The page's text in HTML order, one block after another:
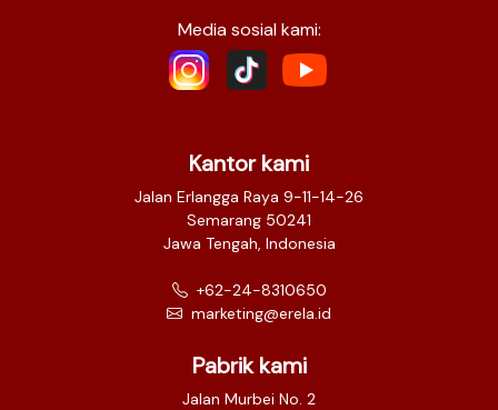
Media sosial kami:
Kantor kami
Jalan Erlangga Raya 9-11-14-26
Semarang 50241
Jawa Tengah, Indonesia
+62-24-8310650
marketing@erela.id
Pabrik kami
Jalan Murbei No. 2